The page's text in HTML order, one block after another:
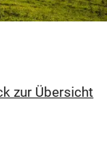
zur Übersicht